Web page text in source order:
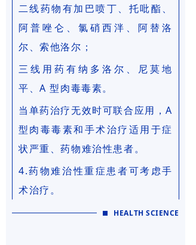
二线药物有加巴喷丁、托吡酯、
阿普唑仑、氯硝西泮、阿替洛
尔、索他洛尔；
三线用药有纳多洛尔、尼莫地
平、A 型肉毒毒素。
当单药治疗无效时可联合应用，A
型肉毒毒素和手术治疗适用于症
状严重、药物难治性患者。
4.药物难治性重症患者可考虑手
术治疗。
HEALTH SCIENCE